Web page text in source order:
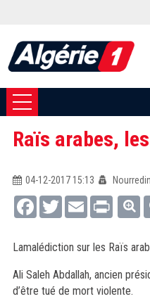
Raïs arabes,
04-12-2017 15:13
FacebookTwitterEmail Print
Lamalédiction sur les Raïs
Ali Saleh Abdallah, ancien
d’être tué de mort violente.